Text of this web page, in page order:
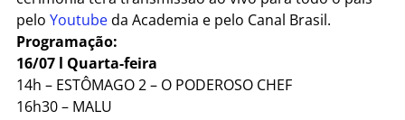
pelo Youtubeda Academia e pelo Canal Brasil.
Programação:
16/07 l Quarta-feira
14h – ESTÔMAGO 2 – O PODEROSO CHEF
16h30 – MALU